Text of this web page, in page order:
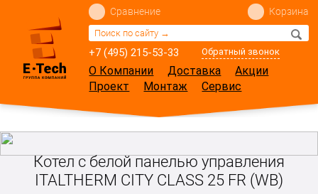
+7 (495) 215-53-33 Обратный звонок
Сравнение Корзина
О Компании Доставка
Акции
Проект
Монтаж Сервис
Котел с белой панелью управления
ITALTHERM CITY CLASS 25 FR (WB)